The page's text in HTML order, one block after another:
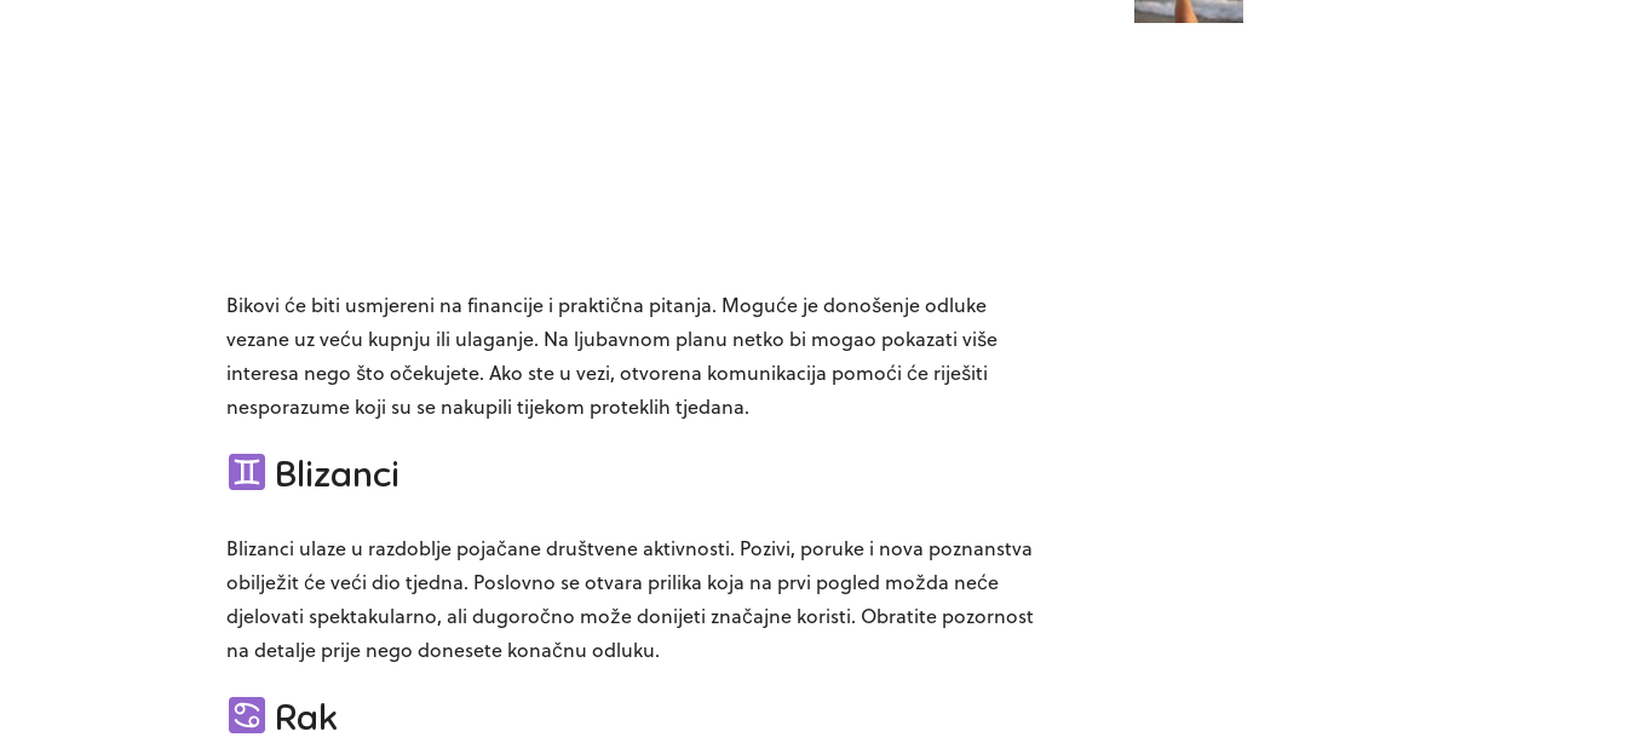
Bikovi će biti usmjereni na financije i praktična pitanja. Moguće je donošenje odluke
vezane uz veću kupnju ili ulaganje. Na ljubavnom planu netko bi mogao pokazati više
interesa nego što očekujete. Ako ste u vezi, otvorena komunikacija pomoći će riješiti
nesporazume koji su se nakupili tijekom proteklih tjedana.
Blizanci
Blizanci ulaze u razdoblje pojačane društvene aktivnosti. Pozivi, poruke i nova poznanstva
obilježit će veći dio tjedna. Poslovno se otvara prilika koja na prvi pogled možda neće
djelovati spektakularno, ali dugoročno može donijeti značajne koristi. Obratite pozornost
na detalje prije nego donesete konačnu odluku.
Rak